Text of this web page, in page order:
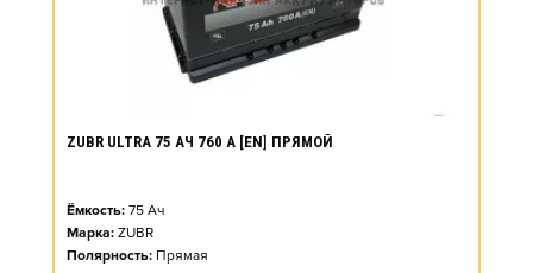
ZUBR ULTRA 75 АЧ 760 А [EN] ПРЯМОЙ
Ёмкость: 75 Ач
Марка: ZUBR
Полярность: Прямая